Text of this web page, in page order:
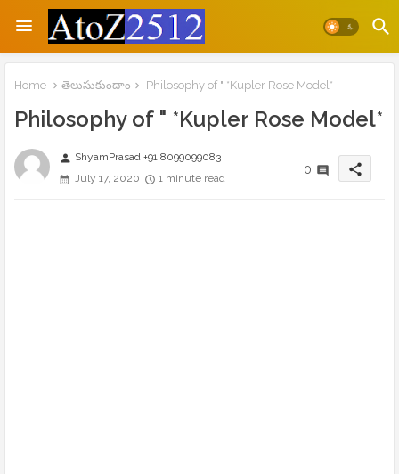
Home తెలుసుకుందాం Philosophy of " *Kupler Rose Model*
Philosophy of " *Kupler Rose Model*
person ShyamPrasad +91 8099099083
July 17, 2020
1 minute read
0 share